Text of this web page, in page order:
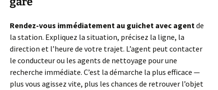
Rendez-vous immédiatement au guichet avec agentde
la station. Expliquez la situation, précisez la ligne, la
direction et l’heure de votre trajet. L’agent peut contacter
le conducteur ou les agents de nettoyage pour une
recherche immédiate. C’est la démarche la plus efficace —
plus vous agissez vite, plus les chances de retrouver l’objet